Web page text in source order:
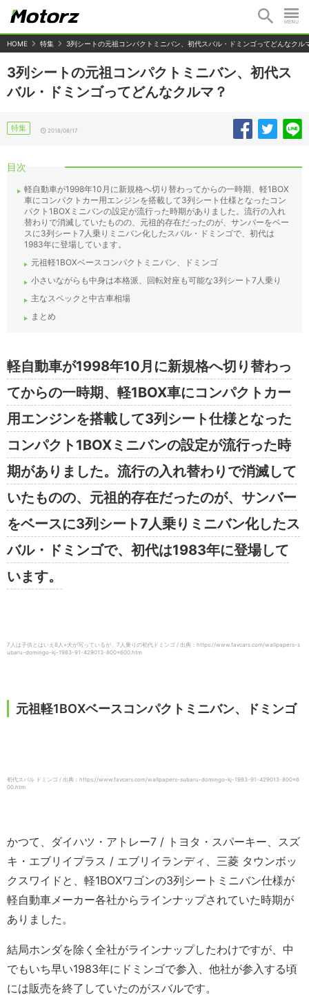
HOME 特集 3列シートの元祖コンパクトミニバン、初代スバル・ドミンゴってどんなクル
3列シートの元祖コンパクトミニバン、初代ス
バル・ドミンゴってどんなクルマ？
特集 2018/08/17
目次
軽自動車が1998年10月に新規格へ切り替わってからの一時期、軽1BOX
車にコンパクトカー用エンジンを搭載して3列シート仕様となったコン
パクト1BOXミニバンの設定が流行った時期がありました。流行の入れ
替わりで消滅していたものの、元祖的存在だったのが、サンバーをベー
スに3列シート7人乗りミニバン化したスバル・ドミンゴで、初代は
1983年に登場しています。
元祖軽1BOXベースコンパクトミニバン、ドミンゴ
小さいながらも中身は本格派、回転対座も可能な3列シート7人乗り
主なスペックと中古車相場
まとめ
軽自動車が1998年10月に新規格へ切り替わっ
てからの一時期、軽1BOX車にコンパクトカー
用エンジンを搭載して3列シート仕様となった
コンパクト1BOXミニバンの設定が流行った時
期がありました。流行の入れ替わりで消滅して
いたものの、元祖的存在だったのが、サンバー
をベースに3列シート7人乗りミニバン化したス
バル・ドミンゴで、初代は1983年に登場して
います。
7人は子供とはいえ8人+犬が写っているが、7人乗りの初代ドミンゴ / 出典：https://www.favcars.com/wallpapers-s
ubaru-domingo-kj-1983-91-429013-800×600.htm
元祖軽1BOXベースコンパクトミニバン、ドミンゴ
初代スバル ドミンゴ / 出典：https://www.favcars.com/wallpapers-subaru-domingo-kj-1983-91-429013-800×6
00.htm
かつて、ダイハツ・アトレー7 / トヨタ・スパーキー、スズ
キ・エブリイプラス / エブリイランディ、三菱 タウンボッ
クスワイドと、軽1BOXワゴンの3列シートミニバン仕様が
軽自動車メーカー各社からラインナップされていた時期が
ありました。
結局ホンダを除く全社がラインナップしたわけですが、中
でもいち早い1983年にドミンゴで参入、他社が参入する頃
には販売を終了していたのがスバルです。